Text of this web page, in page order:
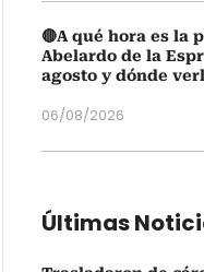
🔴A qué hora es la
Abelardo de la
agosto y dónde
06/08/2026
Últimas